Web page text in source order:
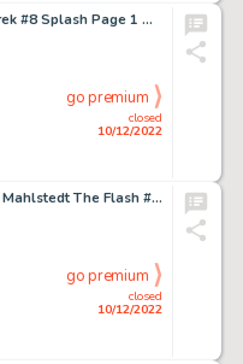
Alberto Giolitti Star Trek #8 Splash Page 1 Original Art (Gold Key, 1970)....
closed
10/12/2022
go premium
Keith Giffen and Larry Mahlstedt The Flash #312 Story Page 6 Original Art (DC, 1982)....
closed
10/12/2022
go premium